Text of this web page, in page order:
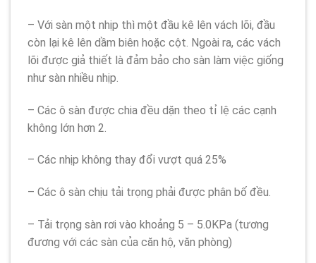
– Với sàn một nhịp thì một đầu kê lên vách lõi, đầu
còn lại kê lên dầm biên hoặc cột. Ngoài ra, các vách
lõi được giả thiết là đảm bảo cho sàn làm việc giống
như sàn nhiều nhịp.
– Các ô sàn được chia đều dặn theo tỉ lệ các cạnh
không lớn hơn 2.
– Các nhịp không thay đổi vượt quá 25%
– Các ô sàn chịu tải trọng phải được phân bố đều.
– Tải trọng sàn rơi vào khoảng 5 – 5.0KPa (tương
đương với các sàn của căn hộ, văn phòng)